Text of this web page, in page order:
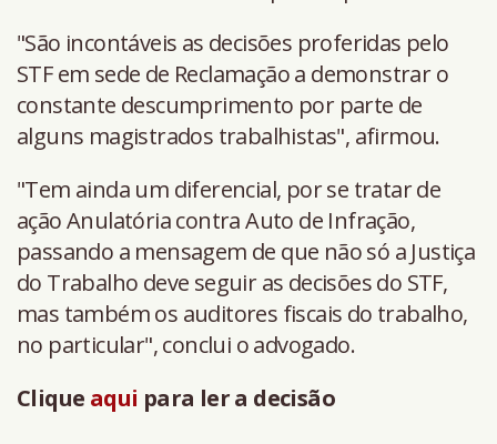
"São incontáveis as decisões proferidas pelo
STF em sede de Reclamação a demonstrar o
constante descumprimento por parte de
alguns magistrados trabalhistas", afirmou.
"Tem ainda um diferencial, por se tratar de
ação Anulatória contra Auto de Infração,
passando a mensagem de que não só a Justiça
do Trabalho deve seguir as decisões do STF,
mas também os auditores fiscais do trabalho,
no particular", conclui o advogado.
Clique aqui para ler a decisão